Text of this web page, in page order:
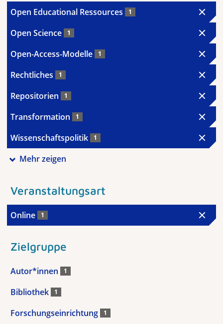
Open Educational Ressources 1
Open Science 1
Open-Access-Modelle 1
Rechtliches 1
Repositorien 1
Transformation 1
Wissenschaftspolitik 1
Mehr zeigen
Veranstaltungsart
Online 1
Zielgruppe
Autor*innen 1
Bibliothek 1
Forschungseinrichtung 1